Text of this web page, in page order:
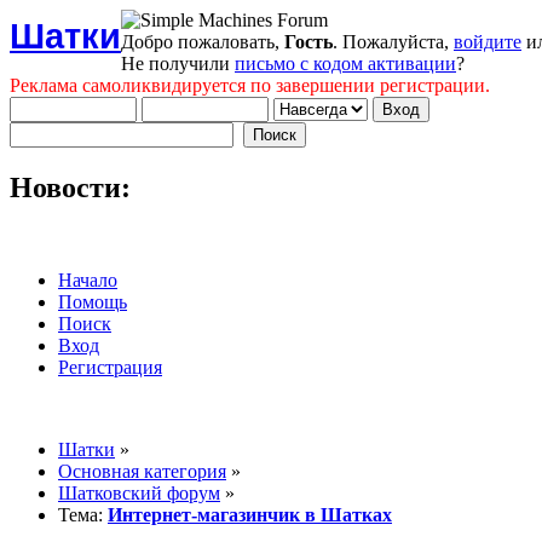
ШаткиДобро пожаловать, Гость. Пожалуйста, войдите
Не получили письмо с кодом активации?
Реклама самоликвидируется по завершении регистрации.
Новости:
Начало
Помощь
Поиск
Вход
Регистрация
Шатки »
Основная категория »
Шатковский форум »
Тема: Интернет-магазинчик в Шатках